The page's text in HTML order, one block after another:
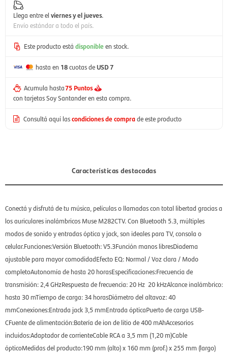
Llega entre el viernes y el jueves.
Envío estándar a todo el país.
Este producto está disponible en stock.
hasta en 18cuotas deUSD 7
Acumula hasta75 Puntos
con tarjetas Soy Santander en esta compra.
Consultá aquí lascondiciones de comprade este producto
Características destacadas
Conectá y disfrutá de tu música, películas o llamadas con total libertad gracias a
los auriculares inalámbricos Muse M282CTV. Con Bluetooth 5.3, múltiples
modos de sonido y entradas óptica y jack, son ideales para TV, consola o
celular.Funciones:Versión Bluetooth: V5.3Función manos libresDiadema
ajustable para mayor comodidadEfecto EQ: Normal / Voz clara / Modo
completoAutonomía de hasta 20 horasEspecificaciones:Frecuencia de
transmisión: 2,4 GHzRespuesta de frecuencia: 20 Hz  20 kHzAlcance inalámbrico:
hasta 30 mTiempo de carga: 34 horasDiámetro del altavoz: 40
mmConexiones:Entrada jack 3,5 mmEntrada ópticaPuerto de carga USB-
CFuente de alimentación:Batería de ion de litio de 400 mAhAccesorios
incluidos:Adaptador de corrienteCable RCA a 3,5 mm (1,20 m)Cable
ópticoMedidas del producto:190 mm (alto) x 160 mm (prof.) x 255 mm (largo)